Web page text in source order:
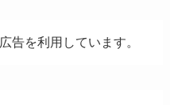
告を利用しています。